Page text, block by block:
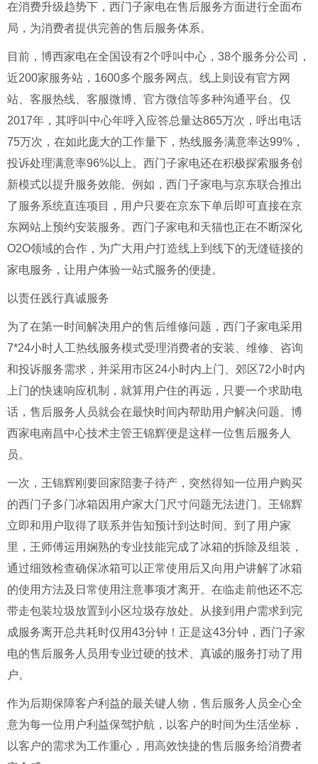
在消费升级趋势下，西门子家电在售后服务方面进行全面布
局，为消费者提供完善的售后服务体系。
目前，博西家电在全国设有2个呼叫中心，38个服务分公司，
近200家服务站，1600多个服务网点。线上则设有官方网
站、客服热线、客服微博、官方微信等多种沟通平台。仅
2017年，其呼叫中心年呼入应答总量达865万次，呼出电话
75万次，在如此庞大的工作量下，热线服务满意率达99%，
投诉处理满意率96%以上。西门子家电还在积极探索服务创
新模式以提升服务效能。例如，西门子家电与京东联合推出
了服务系统直连项目，用户只要在京东下单后即可直接在京
东网站上预约安装服务。西门子家电和天猫也正在不断深化
O2O领域的合作，为广大用户打造线上到线下的无缝链接的
家电服务，让用户体验一站式服务的便捷。
以责任践行真诚服务
为了在第一时间解决用户的售后维修问题，西门子家电采用
7*24小时人工热线服务模式受理消费者的安装、维修、咨询
和投诉服务需求，并采用市区24小时内上门、郊区72小时内
上门的快速响应机制，就算用户住的再远，只要一个求助电
话，售后服务人员就会在最快时间内帮助用户解决问题。博
西家电南昌中心技术主管王锦辉便是这样一位售后服务人
员。
一次，王锦辉刚要回家陪妻子待产，突然得知一位用户购买
的西门子多门冰箱因用户家大门尺寸问题无法进门。王锦辉
立即和用户取得了联系并告知预计到达时间。到了用户家
里，王师傅运用娴熟的专业技能完成了冰箱的拆除及组装，
通过细致检查确保冰箱可以正常使用后又向用户讲解了冰箱
的使用方法及日常使用注意事项才离开。在临走前他还不忘
带走包装垃圾放置到小区垃圾存放处。从接到用户需求到完
成服务离开总共耗时仅用43分钟！正是这43分钟，西门子家
电的售后服务人员用专业过硬的技术、真诚的服务打动了用
户。
作为后期保障客户利益的最关键人物，售后服务人员全心全
意为每一位用户利益保驾护航，以客户的时间为生活坐标，
以客户的需求为工作重心，用高效快捷的售后服务给消费者